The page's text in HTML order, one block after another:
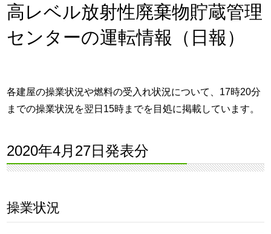
高レベル放射性廃棄物貯蔵管理
センターの運転情報（日報）
各建屋の操業状況や燃料の受入れ状況について、17時20分
までの操業状況を翌日15時までを目処に掲載しています。
2020年4月27日発表分
操業状況